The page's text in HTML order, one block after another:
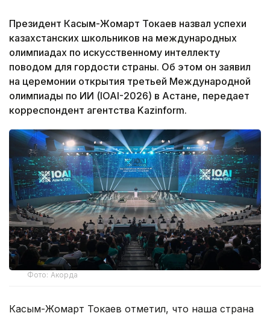
Президент Касым-Жомарт Токаев назвал успехи
казахстанских школьников на международных
олимпиадах по искусственному интеллекту
поводом для гордости страны. Об этом он заявил
на церемонии открытия третьей Международной
олимпиады по ИИ (IOAI-2026) в Астане, передает
корреспондент агентства Kazinform.
Фото: Акорда
Касым-Жомарт Токаев отметил, что наша страна